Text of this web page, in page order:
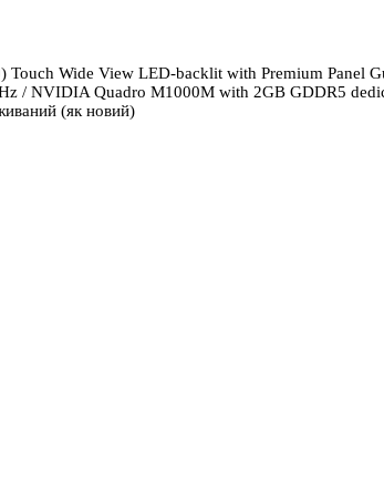
Wide View LED-backlit with Premium Panel
/ NVIDIA Quadro M1000M with 2GB GDDR5
(як новий)